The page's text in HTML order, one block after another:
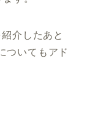
紹介したあと
ついてもアド